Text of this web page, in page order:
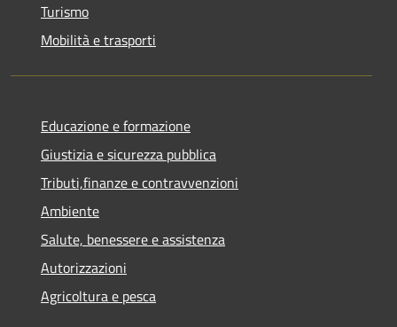
Turismo
Mobilità e trasporti
Educazione e formazione
Giustizia e sicurezza pubblica
Tributi,finanze e contravvenzioni
Ambiente
Salute, benessere e assistenza
Autorizzazioni
Agricoltura e pesca